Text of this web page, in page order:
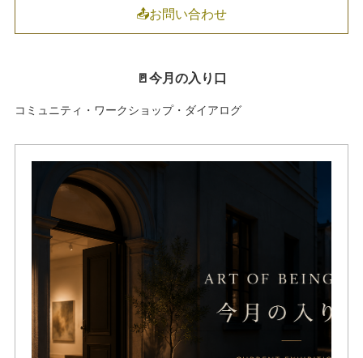
📤お問い合わせ
🚪今月の入り口
コミュニティ・ワークショップ・ダイアログ